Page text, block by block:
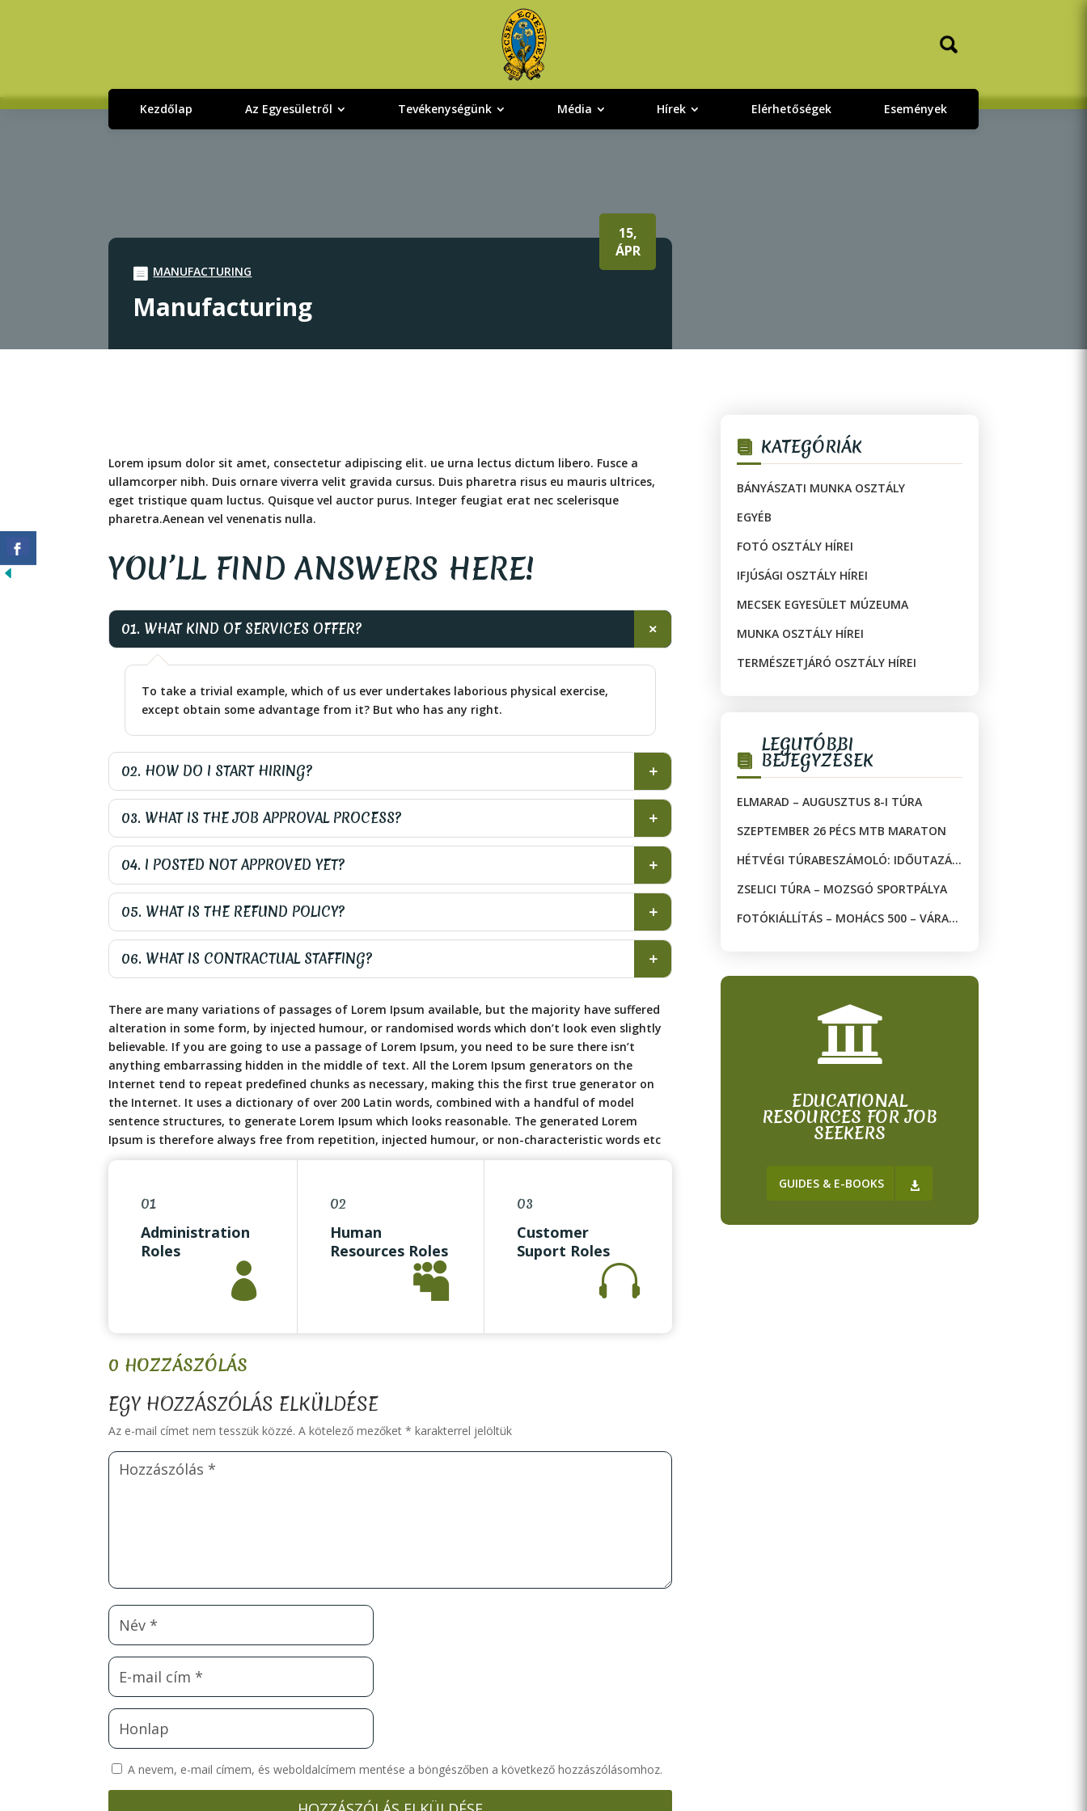
Kezdőlap Az Egyesületről Tevékenységünk Média Hírek Elérhetőségek Események
15,
ÁPR
MANUFACTURING
Manufacturing
Lorem ipsum dolor sit amet, consectetur adipiscing elit. ue urna lectus dictum libero. Fusce a
ullamcorper nibh. Duis ornare viverra velit gravida cursus. Duis pharetra risus eu mauris ultrices,
eget tristique quam luctus. Quisque vel auctor purus. Integer feugiat erat nec scelerisque
pharetra.Aenean vel venenatis nulla.
YOU’LL FIND ANSWERS HERE!
01. WHAT KIND OF SERVICES OFFER?
To take a trivial example, which of us ever undertakes laborious physical exercise,
except obtain some advantage from it? But who has any right.
02. HOW DO I START HIRING?
03. WHAT IS THE JOB APPROVAL PROCESS?
04. I POSTED NOT APPROVED YET?
05. WHAT IS THE REFUND POLICY?
06. WHAT IS CONTRACTUAL STAFFING?
There are many variations of passages of Lorem Ipsum available, but the majority have suffered
alteration in some form, by injected humour, or randomised words which don’t look even slightly
believable. If you are going to use a passage of Lorem Ipsum, you need to be sure there isn’t
anything embarrassing hidden in the middle of text. All the Lorem Ipsum generators on the
Internet tend to repeat predefined chunks as necessary, making this the first true generator on
the Internet. It uses a dictionary of over 200 Latin words, combined with a handful of model
sentence structures, to generate Lorem Ipsum which looks reasonable. The generated Lorem
Ipsum is therefore always free from repetition, injected humour, or non-characteristic words etc

01
Administration
Roles
Office Coordinator
Facilities
Data Entry

02
Human
Resources Roles
Office Coordinator
Facilities

03
Customer
Suport Roles
Office Coordinator
Facilities
0 HOZZÁSZÓLÁS
EGY HOZZÁSZÓLÁS ELKÜLDÉSE
Az e-mail címet nem tesszük közzé. A kötelező mezőket* karakterrel jelöltük
A nevem, e-mail címem, és weboldalcímem mentése a böngészőben a következő hozzászólásomhoz.
KATEGÓRIÁK
BÁNYÁSZATI MUNKA OSZTÁLY
EGYÉB
FOTÓ OSZTÁLY HÍREI
IFJÚSÁGI OSZTÁLY HÍREI
MECSEK EGYESÜLET MÚZEUMA
MUNKA OSZTÁLY HÍREI
TERMÉSZETJÁRÓ OSZTÁLY HÍREI
LEGUTÓBBI
BEJEGYZÉSEK
ELMARAD – AUGUSZTUS 8-I TÚRA
SZEPTEMBER 26 PÉCS MTB MARATON
HÉTVÉGI TÚRABESZÁMOLÓ: IDŐUTAZÁS
ZSELICI TÚRA – MOZSGÓ SPORTPÁLYA
FOTÓKIÁLLÍTÁS – MOHÁCS 500 – VÁRAK

EDUCATIONAL
RESOURCES FOR JOB
SEEKERS
GUIDES & E-BOOKS